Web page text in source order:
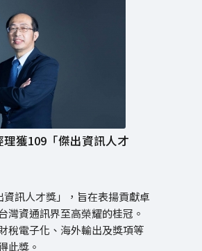
獲109「傑出資訊人才
資訊人才獎」，旨在表揚貢獻卓
灣資通訊界至高榮耀的桂冠。
稅電子化、海外輸出及獎項等
此獎。